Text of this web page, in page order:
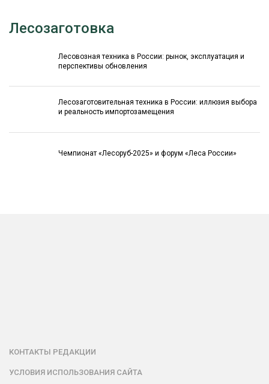
Лесозаготовка
Лесовозная техника в России: рынок, эксплуатация и
перспективы обновления
Лесозаготовительная техника в России: иллюзия выбора
и реальность импортозамещения
Чемпионат «Лесоруб-2025» и форум «Леса России»
КОНТАКТЫ РЕДАКЦИИ
УСЛОВИЯ ИСПОЛЬЗОВАНИЯ САЙТА